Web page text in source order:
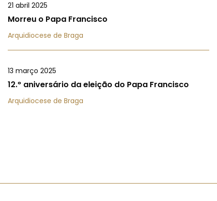
21 abril 2025
Morreu o Papa Francisco
Arquidiocese de Braga
13 março 2025
12.º aniversário da eleição do Papa Francisco
Arquidiocese de Braga